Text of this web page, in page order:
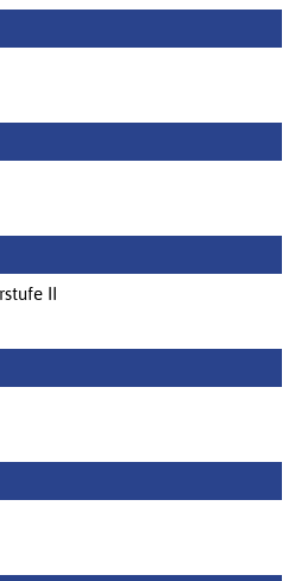
II